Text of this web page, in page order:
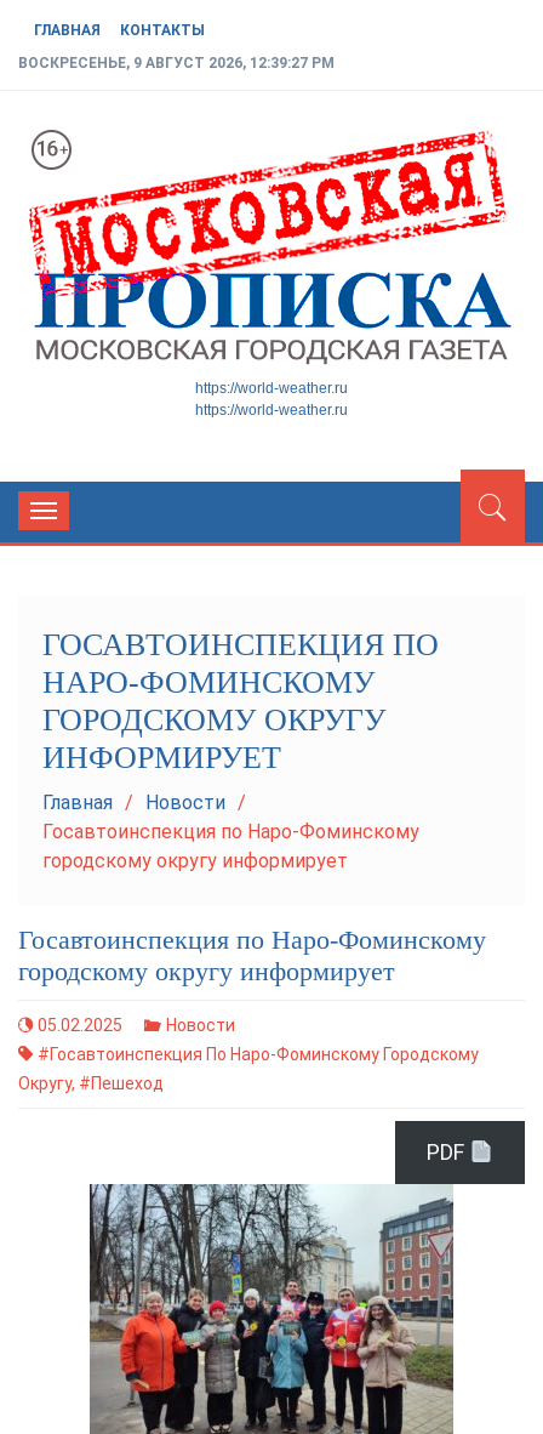
ГЛАВНАЯ
КОНТАКТЫ
ВОСКРЕСЕНЬЕ, 9 АВГУСТ 2026, 12:39:28 PM
МОСКОВСКАЯ ГОРОДСКАЯ
https://world-weather.ru
https://world-weather.ru
Toggle
navigation
ГОСАВТОИНСПЕКЦИЯ ПО
НАРО-ФОМИНСКОМУ
ГОРОДСКОМУ ОКРУГУ
ИНФОРМИРУЕТ
Главная
Новости
Госавтоинспекция по Наро-Фоминскому
городскому округу информирует
Госавтоинспекция по Наро-Фоминскому
городскому округу информирует
05.02.2025
Новости
#Госавтоинспекция По Наро-Фоминскому Городскому
Округу, #пешеход
PDF